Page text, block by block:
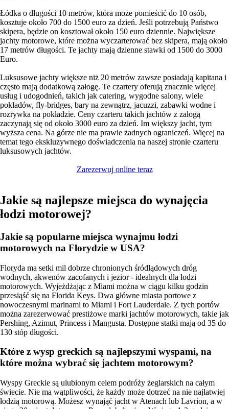
Łódka o długości 10 metrów, która może pomieścić do 10 osób,
kosztuje około 700 do 1500 euro za dzień. Jeśli potrzebują Państwo
skipera, będzie on kosztował około 150 euro dziennie. Największe
jachty motorowe, które można wyczarterować bez skipera, mają około
17 metrów długości. Te jachty mają dzienne stawki od 1500 do 3000
Euro.
Luksusowe jachty większe niż 20 metrów zawsze posiadają kapitana i
często mają dodatkową załogę. Te czartery oferują znacznie więcej
usług i udogodnień, takich jak catering, wygodne salony, wiele
pokładów, fly-bridges, bary na zewnątrz, jacuzzi, zabawki wodne i
rozrywka na pokładzie. Ceny czarteru takich jachtów z załogą
zaczynają się od około 3000 euro za dzień. Im większy jacht, tym
wyższa cena. Na górze nie ma prawie żadnych ograniczeń. Więcej na
temat tego ekskluzywnego doświadczenia na naszej stronie czarteru
luksusowych jachtów.
Zarezerwuj online teraz
Jakie są najlepsze miejsca do wynajęcia
łodzi motorowej?
Jakie są popularne miejsca wynajmu łodzi
motorowych na Florydzie w USA?
Floryda ma setki mil dobrze chronionych śródlądowych dróg
wodnych, akwenów zacofanych i jezior - idealnych dla łodzi
motorowych. Wyjeżdżając z Miami można w ciągu kilku godzin
przesiąść się na Florida Keys. Dwa główne miasta portowe z
nowoczesnymi marinami to Miami i Fort Lauderdale. Z tych portów
można zarezerwować prestiżowe marki jachtów motorowych, takie jak
Pershing, Azimut, Princess i Mangusta. Dostępne statki mają od 35 do
130 stóp długości.
Które z wysp greckich są najlepszymi wyspami, na
które można wybrać się jachtem motorowym?
Wyspy Greckie są ulubionym celem podróży żeglarskich na całym
świecie. Nie ma wątpliwości, że każdy może dotrzeć na nie najłatwiej
łodzią motorową. Możesz wynająć jacht w Atenach lub Lavrion, a w